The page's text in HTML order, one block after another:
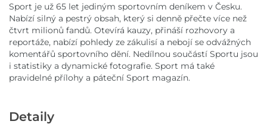
Sport je už 65 let jediným sportovním deníkem v Česku.
Nabízí silný a pestrý obsah, který si denně přečte více než
čtvrt milionů fandů. Otevírá kauzy, přináší rozhovory a
reportáže, nabízí pohledy ze zákulisí a nebojí se odvážných
komentářů sportovního dění. Nedílnou součástí Sportu jsou
i statistiky a dynamické fotografie. Sport má také
pravidelné přílohy a páteční Sport magazín.
Detaily